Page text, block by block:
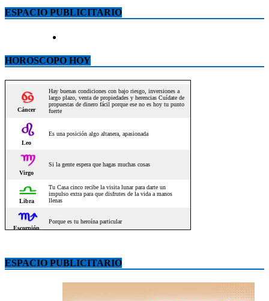
ESPACIO PUBLICITARIO
HOROSCOPO HOY
ESPACIO PUBLICITARIO